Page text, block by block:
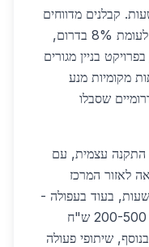
מספקות תוצאות תוך 24 שעות. קבלנים מדווחים
על שיעור פגמים נמוך ב-5% בצפון לעומת 8% בדרום,
בניין מגורים
ברשתות מקומיות מנע
שסבלו
התקנה עצמית, עם
זמינים 24/7. השוואה לאזור המרכז
חושפת כי זמני המתנה שם הם 48 שעות, בעוד בעפולה -
פחות משעה. מחירי הובלה נעים בין 200-500 ש"ח
במרכז. בנוסף, שיתופי פעולה